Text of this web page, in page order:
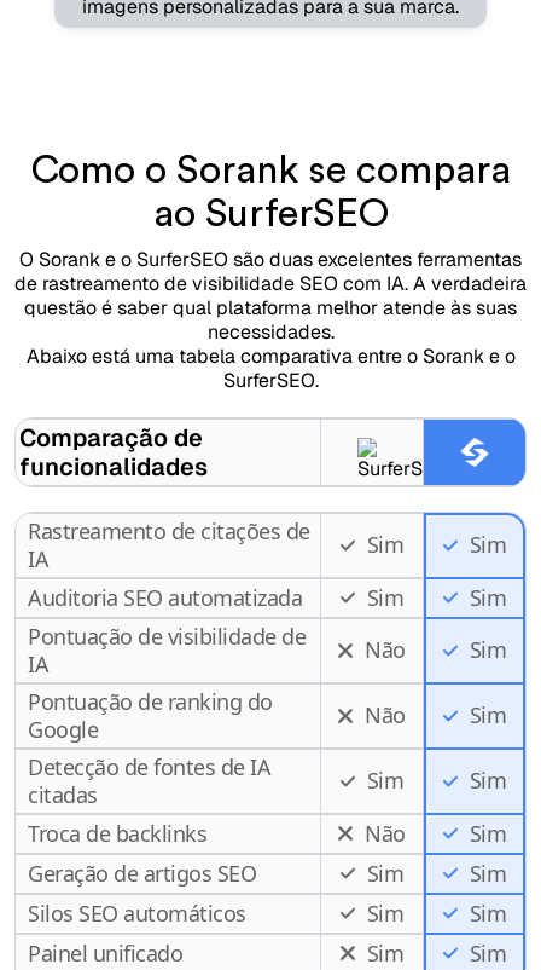
imagens personalizadas para a sua marca.
Como o Sorank se compara
ao SurferSEO
O Sorank e o SurferSEO são duas excelentes ferramentas
de rastreamento de visibilidade SEO com IA. A verdadeira
questão é saber qual plataforma melhor atende às suas
necessidades.
Abaixo está uma tabela comparativa entre o Sorank e o
SurferSEO.
Comparação de
funcionalidades
Rastreamento de citações de
IA
Sim
Sim
Auditoria SEO automatizada
Sim
Sim
Pontuação de visibilidade de
IA
Não
Sim
Pontuação de ranking do
Google
Não
Sim
Detecção de fontes de IA
citadas
Sim
Sim
Troca de backlinks
Não
Sim
Geração de artigos SEO
Sim
Sim
Silos SEO automáticos
Sim
Sim
Painel unificado
Sim
Sim